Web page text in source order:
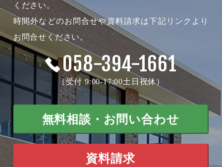
ください。
時間外などのお問合せや資料請求は下記リンクより
お問合せください。
058-394-1661
（受付 9:00-17:00土日祝休）
無料相談・お問い合わせ
資料請求